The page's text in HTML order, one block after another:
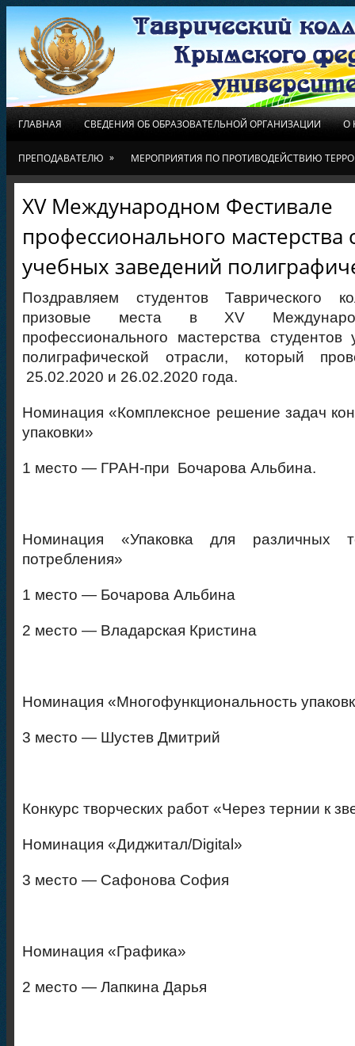
ГЛАВНАЯ СВЕДЕНИЯ ОБ ОБРАЗОВАТЕЛЬНОЙ ОРГАНИЗАЦИИ О
ПРЕПОДАВАТЕЛЮ » МЕРОПРИЯТИЯ ПО ПРОТИВОДЕЙСТВИЮ
XV Международном Фестивале
профессионального мастерства
учебных заведений
Поздравляем студентов Таврического
призовые места в XV
профессионального мастерства студентов
полиграфической отрасли, который
25.02.2020 и 26.02.2020 года.
Номинация «Комплексное решение задач
упаковки»
1 место — ГРАН-при Бочарова Альбина.
Номинация «Упаковка для различных
потребления»
1 место — Бочарова Альбина
2 место — Владарская Кристина
Номинация «Многофункциональность
3 место — Шустев Дмитрий
Конкурс творческих работ «Через тернии к
Номинация «Диджитал/Digital»
3 место — Сафонова София
Номинация «Графика»
2 место — Лапкина Дарья